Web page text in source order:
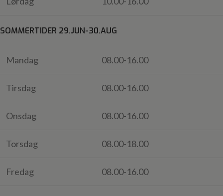
SOMMERTIDER 29.JUN-30.AUG
Mandag 08.00-16.00
Tirsdag 08.00-16.00
Onsdag 08.00-16.00
Torsdag 08.00-18.00
Fredag 08.00-16.00